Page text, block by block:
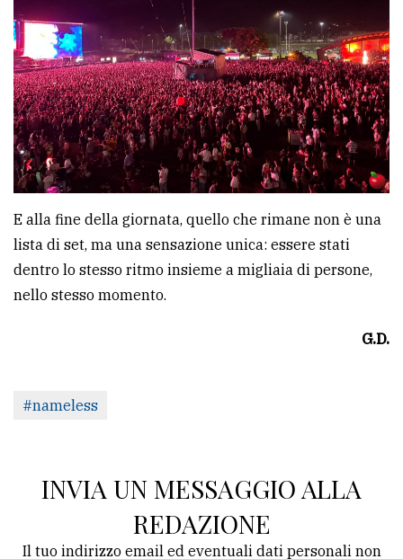
E alla fine della giornata, quello che rimane non è una
lista di set, ma una sensazione unica: essere stati
dentro lo stesso ritmo insieme a migliaia di persone,
nello stesso momento.
G.D.
#nameless
INVIA UN MESSAGGIO ALLA
REDAZIONE
Il tuo indirizzo email ed eventuali dati personali non